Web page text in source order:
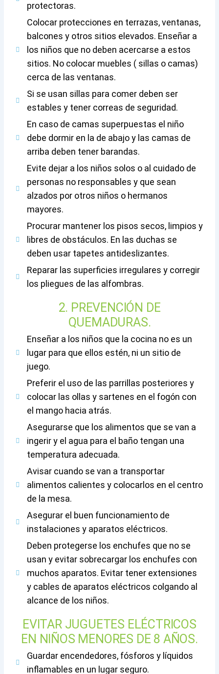
protectoras.
Colocar protecciones en terrazas, ventanas,
balcones y otros sitios elevados. Enseñar a
los niños que no deben acercarse a estos
sitios. No colocar muebles ( sillas o camas)
cerca de las ventanas.
Si se usan sillas para comer deben ser
estables y tener correas de seguridad.
En caso de camas superpuestas el niño
debe dormir en la de abajo y las camas de
arriba deben tener barandas.
Evite dejar a los niños solos o al cuidado de
personas no responsables y que sean
alzados por otros niños o hermanos
mayores.
Procurar mantener los pisos secos, limpios y
libres de obstáculos. En las duchas se
deben usar tapetes antideslizantes.
Reparar las superficies irregulares y corregir
los pliegues de las alfombras.
2. PREVENCIÓN DE
QUEMADURAS.
Enseñar a los niños que la cocina no es un
lugar para que ellos estén, ni un sitio de
juego.
Preferir el uso de las parrillas posteriores y
colocar las ollas y sartenes en el fogón con
el mango hacia atrás.
Asegurarse que los alimentos que se van a
ingerir y el agua para el baño tengan una
temperatura adecuada.
Avisar cuando se van a transportar
alimentos calientes y colocarlos en el centro
de la mesa.
Asegurar el buen funcionamiento de
instalaciones y aparatos eléctricos.
Deben protegerse los enchufes que no se
usan y evitar sobrecargar los enchufes con
muchos aparatos. Evitar tener extensiones
y cables de aparatos eléctricos colgando al
alcance de los niños.
EVITAR JUGUETES ELÉCTRICOS
EN NIÑOS MENORES DE 8 AÑOS.
Guardar encendedores, fósforos y líquidos
inflamables en un lugar seguro.